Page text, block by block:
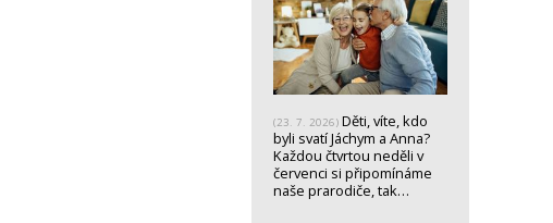
(23. 7. 2026) Děti, víte, kdo
byli svatí Jáchym a Anna?
Každou čtvrtou neděli v
červenci si připomínáme
naše prarodiče, tak…